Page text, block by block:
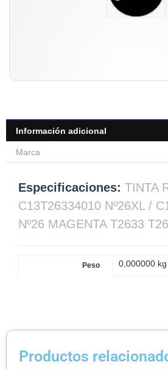
Información adicional
Marca
Especificaciones: TINTA
C13T26334010 Nº26XL /
Nº26 MAGENTA T2633
Peso 0,000000 kg
Productos